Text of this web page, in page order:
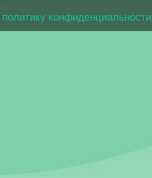
политику конфиденциальности